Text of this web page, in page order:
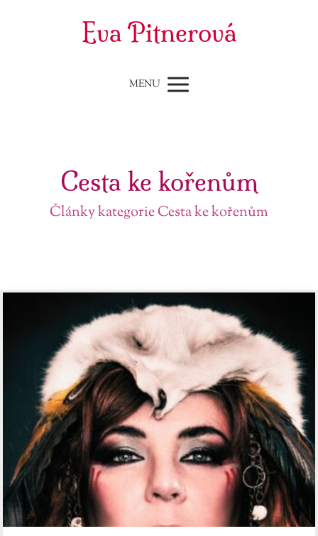
Eva Pitnerová
MENU
Cesta ke kořenům
Články kategorie Cesta ke kořenům